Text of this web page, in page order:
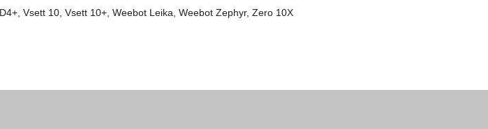
Vsett 10, Vsett 10+, Weebot Leika, Weebot Zephyr, Zero 10X